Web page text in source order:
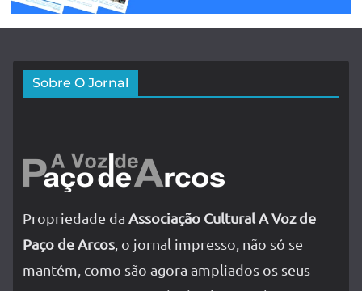
Sobre O Jornal
Propriedade da Associação Cultural A Voz de
Paço de Arcos , o jornal impresso, não só se
mantém, como são agora ampliados os seus